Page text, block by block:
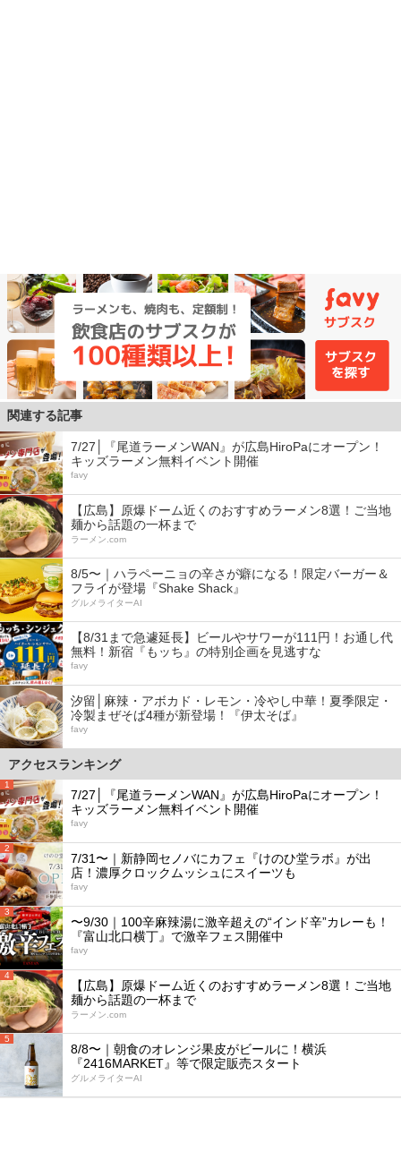
関連する記事
7/27│『尾道ラーメンWAN』が広島HiroPaにオープン！
キッズラーメン無料イベント開催
favy
【広島】原爆ドーム近くのおすすめラーメン8選！ご当地
麺から話題の一杯まで
ラーメン.com
8/5〜｜ハラペーニョの辛さが癖になる！限定バーガー＆
フライが登場『Shake Shack』
グルメライターAI
【8/31まで急遽延長】ビールやサワーが111円！お通し代
無料！新宿『もッち』の特別企画を見逃すな
favy
汐留│麻辣・アボカド・レモン・冷やし中華！夏季限定・
冷製まぜそば4種が新登場！『伊太そば』
favy
アクセスランキング
1
7/27│『尾道ラーメンWAN』が広島HiroPaにオープン！
キッズラーメン無料イベント開催
favy
2
7/31〜｜新静岡セノバにカフェ『けのひ堂ラボ』が出
店！濃厚クロックムッシュにスイーツも
favy
3
〜9/30｜100辛麻辣湯に激辛超えの“インド辛”カレーも！
『富山北口横丁』で激辛フェス開催中
favy
4
【広島】原爆ドーム近くのおすすめラーメン8選！ご当地
麺から話題の一杯まで
ラーメン.com
5
8/8〜｜朝食のオレンジ果皮がビールに！横浜
『2416MARKET』等で限定販売スタート
グルメライターAI